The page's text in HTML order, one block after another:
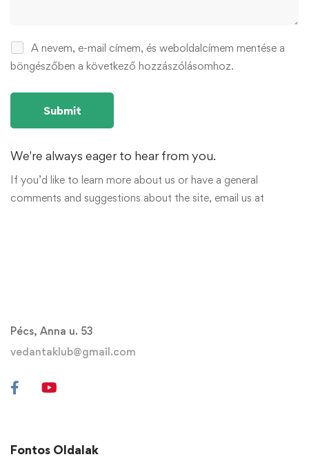
A nevem, e-mail címem, és weboldalcímem mentése a
böngészőben a következő hozzászólásomhoz.
We're always eager to hear from you.
If you’d like to learn more about us or have a general
comments and suggestions about the site, email us at
Pécs, Anna u. 53
vedantaklub@gmail.com
Fontos Oldalak